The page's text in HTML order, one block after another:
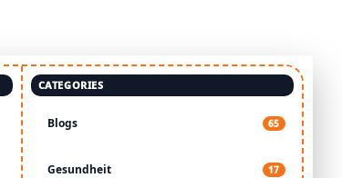
CATEGORIES
Blogs 65
Gesundheit 17